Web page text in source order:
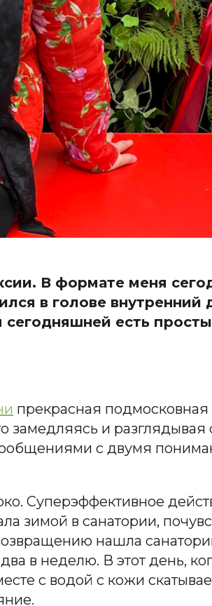
В формате меня
в голове внутренний
есть
прекрасная
замедляясь и
с двумя
Суперэффективное
зимой в санатории,
нашла
в неделю. В этот день,
с водой с кожи